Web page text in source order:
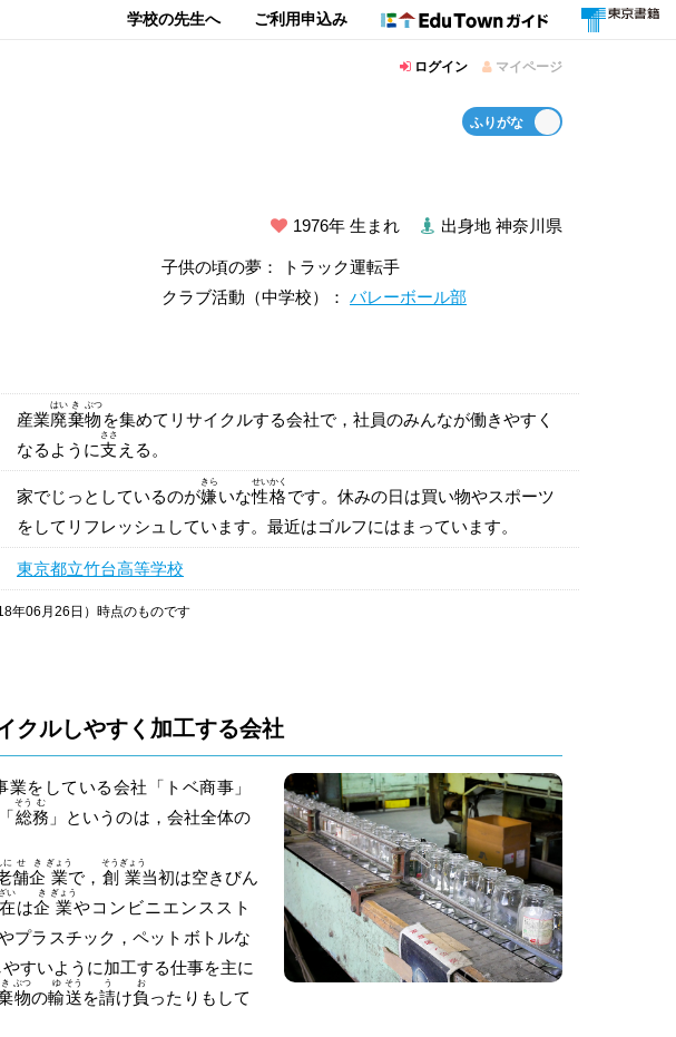
学校の先生へ ご利用申込み
ログイン マイページ
1976年 生まれ 出身地 神奈川県
子供の頃の夢： トラック運転手
クラブ活動（中学校）： バレーボール部
産業廃
はい
棄
き
物
ぶつ
を集めてリサイクルする会社で，社員のみんなが働きやすく
なるように支
ささ
える。
家でじっとしているのが嫌
きら
いな性
せい
格
かく
です。休みの日は買い物やスポーツ
をしてリフレッシュしています。最近はゴルフにはまっています。
東京都立竹台高等学校
年06月26日）時点のものです
クルしやすく加工する会社
業をしている会社「トベ商事」
総
そう
務
む
」というのは，会社全体の
に
舗
せ
企
き
業
ぎょう
で， 創
そう
業
ぎょう
当初は空きびん
在
ざい
は企
き
業
ぎょう
やコンビニエンススト
プラスチック，ペットボトルな
すいように加工する仕事を主に
き
物
ぶつ
の輸
ゆ
送
そう
を請
う
け負
お
ったりもして